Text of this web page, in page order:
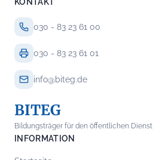
030 - 83 23 61 00
030 - 83 23 61 01
info@biteg.de
BITEG
Bildungsträger für den öffentlichen Dienst
INFORMATION